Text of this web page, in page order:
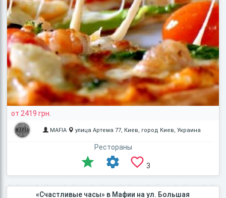
от 2419 грн.
MAFIA улица Артема 77, Киев, город Киев, Украина
Рестораны
3
«Счастливые часы» в Мафии на ул. Большая